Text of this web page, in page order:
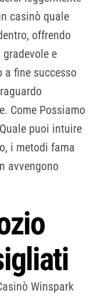
casinò quale
offrendo
gradevole e
a fine successo
Come Possiamo
puoi intuire
i metodi fama
avvengono
Winspark